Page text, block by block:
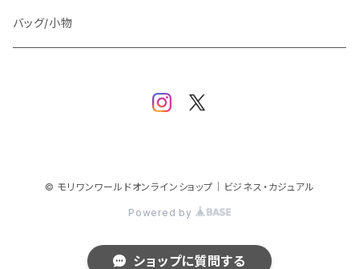
ダウン / 中綿アウター
スウェット/パーカー
ジャケット
バッグ/小物
© モリワンワールドオンラインショップ｜ビジネス・カジュアル
Powered by
ショップに質問する